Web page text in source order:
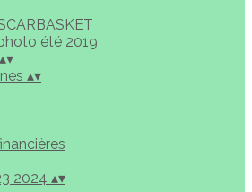
été 2019
▴▾
▴▾
2024 ▴▾